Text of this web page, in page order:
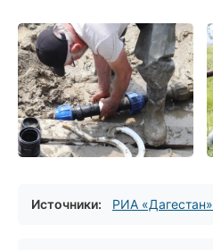
Источники: РИА «Дагестан»